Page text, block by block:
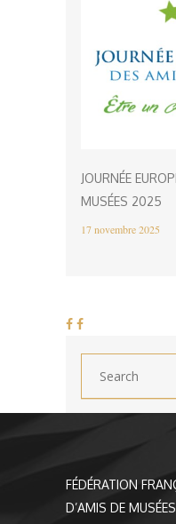
JOURNÉE
MUSÉES 2025
17 novembre 2025
FÉDÉRATION
D’AMIS DE MUSÉES